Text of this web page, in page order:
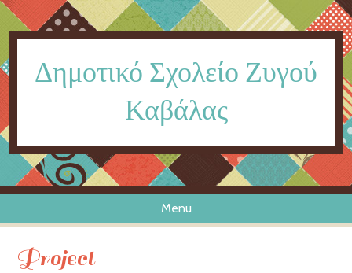
Δημοτικό Σχολείο Ζυγού
Καβάλας
Menu
Skip to content
Project